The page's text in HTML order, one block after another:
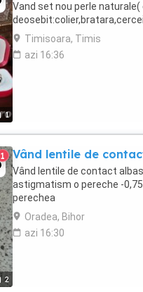
1
Vand set nou perle naturale(
Timisoara, Timis
azi 16:36
2
1 Vând lentile de
Vând lentile de contact
astigmatism o pereche -
perechea
Oradea, Bihor
azi 16:30